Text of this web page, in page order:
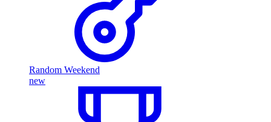
Random Weekend
new